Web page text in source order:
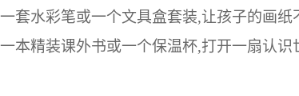
一套水彩笔或一个文具盒套装,让孩子的画纸
一本精装课外书或一个保温杯,打开一扇认识